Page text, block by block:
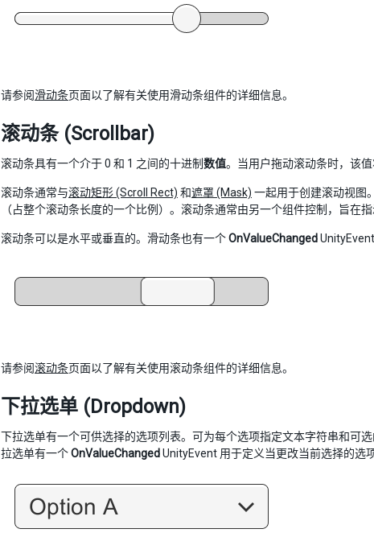
请参阅滑动条页面以了解有关使用滑动条组件的详细信息。
滚动条 (Scrollbar)
滚动条具有一个介于 0 和 1 之间的十进制数值。当用户拖动滚动条时，该值
滚动条通常与滚动矩形 (Scroll Rect) 和遮罩 (Mask) 一起用于创建滚动视图
（占整个滚动条长度的一个比例）。滚动条通常由另一个组件控制，旨在
滚动条可以是水平或垂直的。滑动条也有一个OnValueChanged
请参阅滚动条页面以了解有关使用滚动条组件的详细信息。
下拉选单 (Dropdown)
下拉选单有一个可供选择的选项列表。可为每个选项指定文本字符串和可
拉选单有一个OnValueChangedUnityEvent 用于定义当更改当前选择的选